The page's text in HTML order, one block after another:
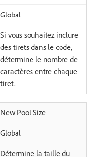
Global
Si vous souhaitez inclure
des tirets dans le code,
détermine le nombre de
caractères entre chaque
tiret.
New Pool Size
Global
Détermine la taille du